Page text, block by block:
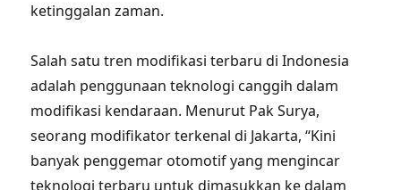
ketinggalan zaman.
Salah satu tren modifikasi terbaru di Indonesia
adalah penggunaan teknologi canggih dalam
modifikasi kendaraan. Menurut Pak Surya,
seorang modifikator terkenal di Jakarta, “Kini
banyak penggemar otomotif yang mengincar
teknologi terbaru untuk dimasukkan ke dalam